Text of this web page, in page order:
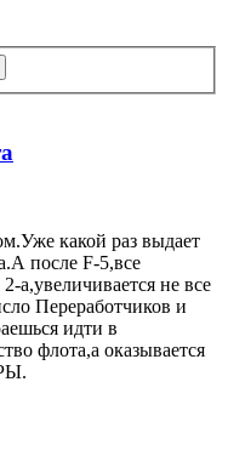
какой раз выдает
после F-5,все
а,увеличивается не все
Переработчиков и
идти в
флота,а оказывается